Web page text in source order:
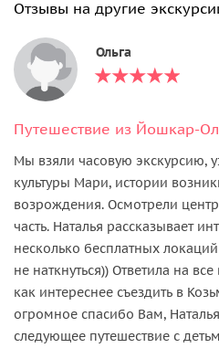
Отзывы на другие
Ольга
Путешествие из Йошкар-
Мы взяли часовую экскурсию,
культуры Мари, истории
возрождения. Осмотрели
часть. Наталья рассказывает
несколько бесплатных
не наткнуться)) Ответила на
как интереснее съездить в
огромное спасибо Вам,
следующее путешествие с